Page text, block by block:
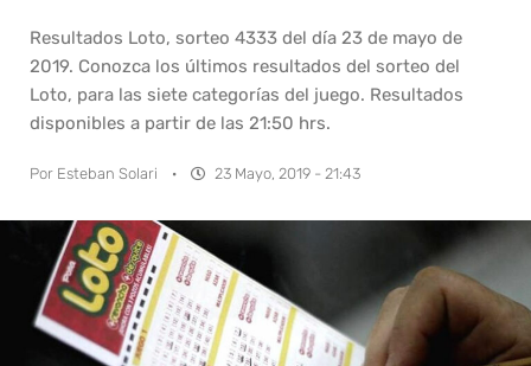
Resultados Loto, sorteo 4333 del día 23 de mayo de
2019. Conozca los últimos resultados del sorteo del
Loto, para las siete categorías del juego. Resultados
disponibles a partir de las 21:50 hrs.
Por Esteban Solari · 23 Mayo, 2019 - 21:43